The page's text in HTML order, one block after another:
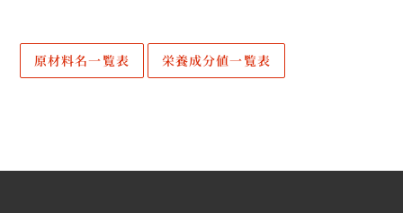
原材料名一覧表 栄養成分値一覧表